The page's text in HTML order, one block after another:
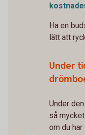
Ha en
lätt att
Under
Under
så
om du